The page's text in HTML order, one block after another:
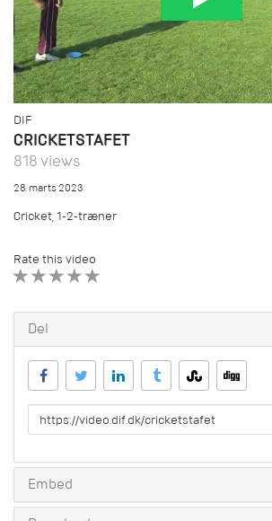
DIF
CRICKETSTAFET
818 views
28. marts 2023
Cricket, 1-2-træner
Rate this video
Del
URL
to
Embed